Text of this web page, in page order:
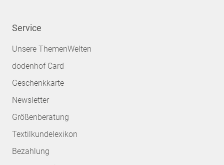
Service
Unsere ThemenWelten
dodenhof Card
Geschenkkarte
Newsletter
Größenberatung
Textilkundelexikon
Bezahlung